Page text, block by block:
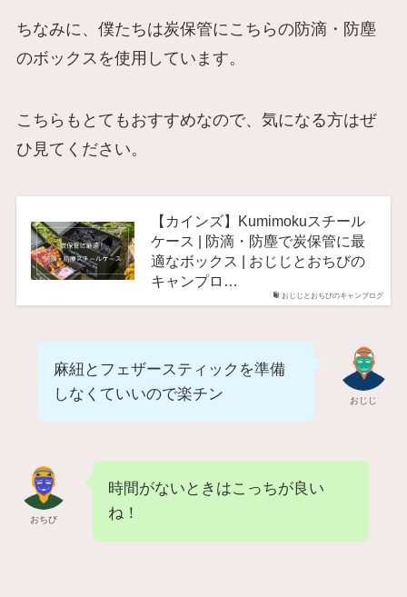
ちなみに、僕たちは炭保管にこちらの防滴・防塵
のボックスを使用しています。
こちらもとてもおすすめなので、気になる方はぜ
ひ見てください。
おじじとおちびのキャンプログ
【カインズ】Kumimokuスチール
ケース | 防滴・防塵で炭保管に最
適なボックス | おじじとおちびの
キャンプロ…
おじじ
麻紐とフェザースティックを準備
しなくていいので楽チン
おちび
時間がないときはこっちが良い
ね！